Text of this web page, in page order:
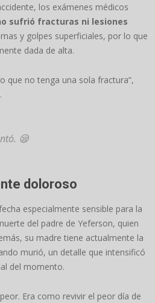
los exámenes médicos
sufrió fracturas ni lesiones
y golpes superficiales, por lo que
dada de alta.
que no tenga una sola fractura”,
😪
doloroso
especialmente sensible para la
del padre de Yeferson, quien
su madre tiene actualmente la
murió, un detalle que intensificó
del momento.
Era como revivir el peor día de